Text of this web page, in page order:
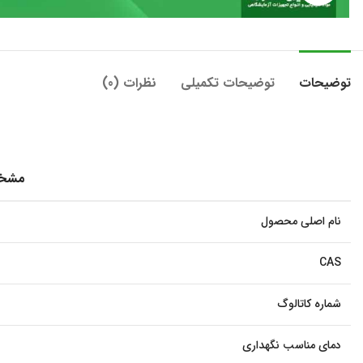
توضیحات توضیحات تکمیلی نظرات (0)
نام اصلی محصول
CAS
شماره کاتالوگ
دمای مناسب نگهداری